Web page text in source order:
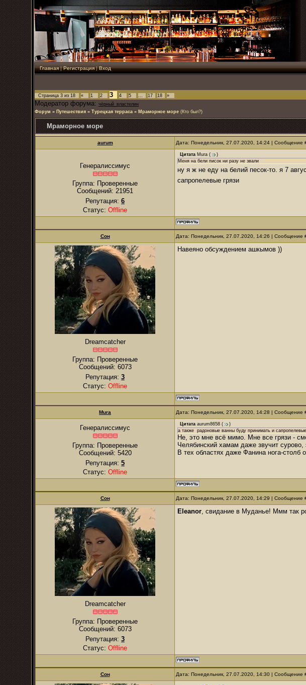
Главная|Регистрация|Вход
Страница 3 из 18 « 1 2 3 4 5 … 17 18 »
Модератор форума: чёрный_властелин
Форум » Путешествия » Турецкая терраса » Мраморное море (Кто был?)
Мраморное море
аurum Дата: Понедельник, 27.07.2020, 14:24 | Сообщение
Генералиссимус
Группа: Проверенные
Сообщений: 21951
Репутация: 6
Статус: Offline
Цитата Mura (
)
Меня на бели писок ни разу не звали
ну я ж не еду на белий песок-то. я 7
сапропелевые грязи
Сон Дата: Понедельник, 27.07.2020, 14:26 | Сообщение
Dreamcatcher
Группа: Проверенные
Сообщений: 6073
Репутация: 3
Статус: Offline
Навеяно обсуждением ашкымов ))
Mura Дата: Понедельник, 27.07.2020, 14:28 | Сообщение
Генералиссимус
Группа: Проверенные
Сообщений: 5420
Репутация: 5
Статус: Offline
Цитата aurum8658 (
)
а также радоновые ванны буду принимать и сапропелевые
Не, это мне всё мимо. Мне все грязи -
Челябинский хамам даже звучит
В тех областях даже Фанина нога-столб
Сон Дата: Понедельник, 27.07.2020, 14:29 | Сообщение
Dreamcatcher
Группа: Проверенные
Сообщений: 6073
Репутация: 3
Статус: Offline
Eleanor, свидание в Муданье! Ммм так
Сон Дата: Понедельник, 27.07.2020, 14:30 | Сообщение